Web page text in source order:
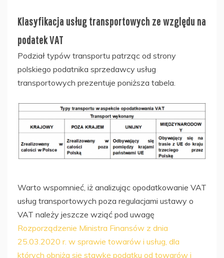
Klasyfikacja usług transportowych ze względu na
podatek VAT
Podział typów transportu patrząc od strony
polskiego podatnika sprzedawcy usług
transportowych prezentuje poniższa tabela.
Warto wspomnieć, iż analizując opodatkowanie VAT
usług transportowych poza regulacjami ustawy o
VAT należy jeszcze wziąć pod uwagę
Rozporządzenie Ministra Finansów z dnia
25.03.2020 r. w sprawie towarów i usług, dla
których obniża się stawkę podatku od towarów i